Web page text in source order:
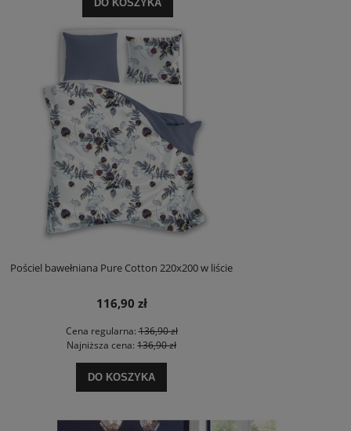
DO KOSZYKA
Pościel bawełniana Pure Cotton 220x200 w liście
116,90 zł
Cena regularna:136,90 zł
Najniższa cena: 136,90 zł
DO KOSZYKA